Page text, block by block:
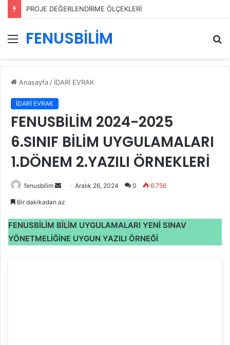
PROJE DEĞERLENDİRME ÖLÇEKLERİ
Menü
FENUSBİLİM
...
Anasayfa / İDARİ EVRAK
İDARİ EVRAK
FENUSBİLİM 2024-2025
6.SINIF BİLİM UYGULAMALARI
1.DÖNEM 2.YAZILI ÖRNEKLERİ
fenusbilim
Bir
göndermek
Aralık 26, 2024 0 6.756
Bir dakikadan az
FENUSBİLİM BİLİM UYGULAMALARI YENİ SINAV
YÖNETMELİĞİNE UYGUN YAZILI ÖRNEĞİ